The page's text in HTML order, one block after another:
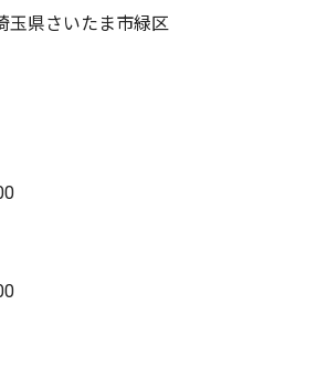
玉県さいたま市緑区